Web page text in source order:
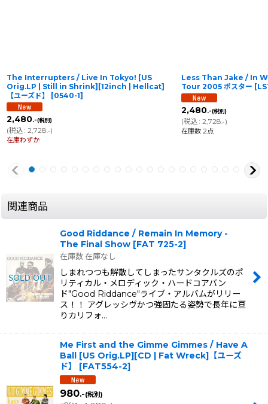
The Interrupters / Live In Tokyo! [US
Orig.LP | Still in Shrink][12inch | Hellcat]
【ユーズド】
[0540-1]
2,480.-(税別)
(税込: 2,728.-)
在庫わずか
Less Than Jake / In
Tour 2005 ポスター [
2,480.-(税別)
(税込: 2,728.-)
在庫数 2点
関連商品
Good Riddance / Remain In Memory -
The Final Show [FAT 725-2]
在庫数 在庫なし
しまれつつも解散してしまったサンタクルズのポ
リティカル・メロディック・ハードコアバン
ド"Good Riddance"ライブ・アルバムがリリー
ス！！ アグレッシヴかつ強固たる姿勢で長年に亘
りカリフォ…
Me First and the Gimme Gimmes / Have A
Ball [US Orig.LP][CD | Fat Wreck]【ユーズ
ド】
[FAT554-2]
980.-(税別)